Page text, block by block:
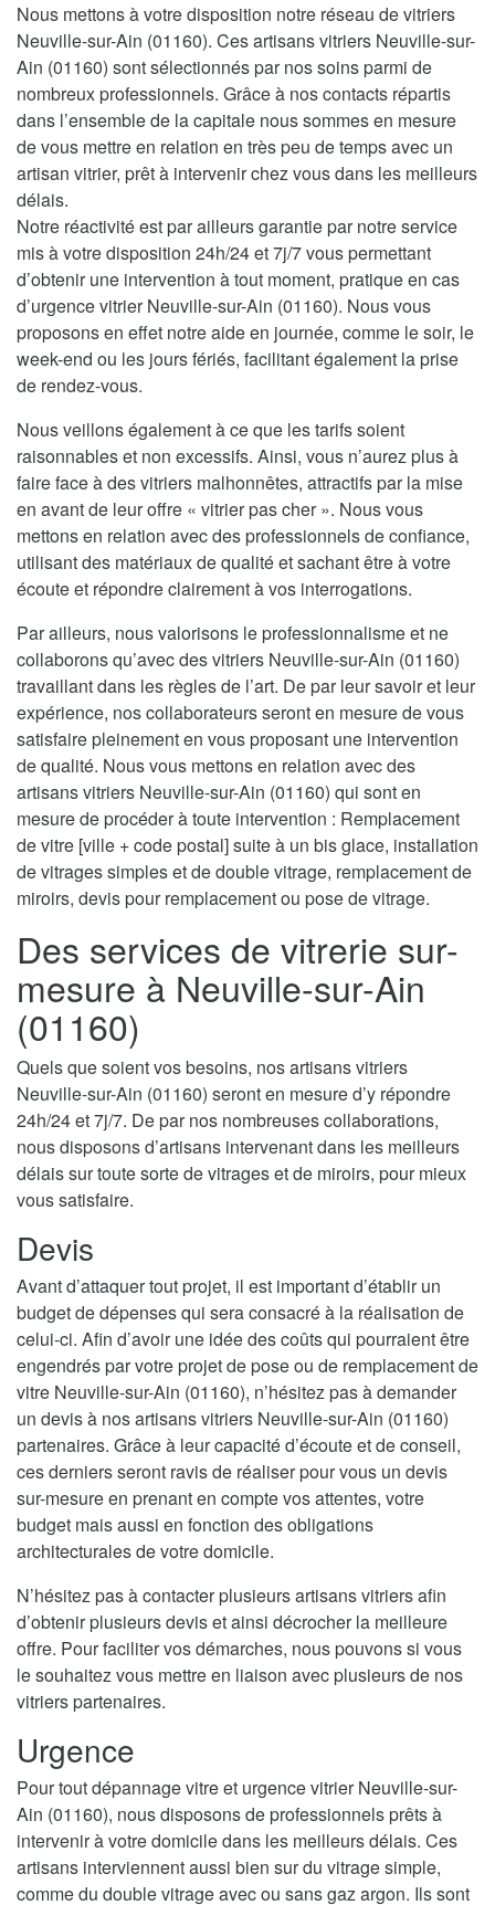
Nous mettons à votre disposition notre réseau de vitriers
Neuville-sur-Ain (01160). Ces artisans vitriers Neuville-sur-
Ain (01160) sont sélectionnés par nos soins parmi de
nombreux professionnels. Grâce à nos contacts répartis
dans l’ensemble de la capitale nous sommes en mesure
de vous mettre en relation en très peu de temps avec un
artisan vitrier, prêt à intervenir chez vous dans les meilleurs
délais.
Notre réactivité est par ailleurs garantie par notre service
mis à votre disposition 24h/24 et 7j/7 vous permettant
d’obtenir une intervention à tout moment, pratique en cas
d’urgence vitrier Neuville-sur-Ain (01160). Nous vous
proposons en effet notre aide en journée, comme le soir, le
week-end ou les jours fériés, facilitant également la prise
de rendez-vous.
Nous veillons également à ce que les tarifs soient
raisonnables et non excessifs. Ainsi, vous n’aurez plus à
faire face à des vitriers malhonnêtes, attractifs par la mise
en avant de leur offre « vitrier pas cher ». Nous vous
mettons en relation avec des professionnels de confiance,
utilisant des matériaux de qualité et sachant être à votre
écoute et répondre clairement à vos interrogations.
Par ailleurs, nous valorisons le professionnalisme et ne
collaborons qu’avec des vitriers Neuville-sur-Ain (01160)
travaillant dans les règles de l’art. De par leur savoir et leur
expérience, nos collaborateurs seront en mesure de vous
satisfaire pleinement en vous proposant une intervention
de qualité. Nous vous mettons en relation avec des
artisans vitriers Neuville-sur-Ain (01160) qui sont en
mesure de procéder à toute intervention : Remplacement
de vitre [ville + code postal] suite à un bis glace, installation
de vitrages simples et de double vitrage, remplacement de
miroirs, devis pour remplacement ou pose de vitrage.
Des services de vitrerie sur-
mesure à Neuville-sur-Ain
(01160)
Quels que soient vos besoins, nos artisans vitriers
Neuville-sur-Ain (01160) seront en mesure d’y répondre
24h/24 et 7j/7. De par nos nombreuses collaborations,
nous disposons d’artisans intervenant dans les meilleurs
délais sur toute sorte de vitrages et de miroirs, pour mieux
vous satisfaire.
Devis
Avant d’attaquer tout projet, il est important d’établir un
budget de dépenses qui sera consacré à la réalisation de
celui-ci. Afin d’avoir une idée des coûts qui pourraient être
engendrés par votre projet de pose ou de remplacement de
vitre Neuville-sur-Ain (01160), n’hésitez pas à demander
un devis à nos artisans vitriers Neuville-sur-Ain (01160)
partenaires. Grâce à leur capacité d’écoute et de conseil,
ces derniers seront ravis de réaliser pour vous un devis
sur-mesure en prenant en compte vos attentes, votre
budget mais aussi en fonction des obligations
architecturales de votre domicile.
N’hésitez pas à contacter plusieurs artisans vitriers afin
d’obtenir plusieurs devis et ainsi décrocher la meilleure
offre. Pour faciliter vos démarches, nous pouvons si vous
le souhaitez vous mettre en liaison avec plusieurs de nos
vitriers partenaires.
Urgence
Pour tout dépannage vitre et urgence vitrier Neuville-sur-
Ain (01160), nous disposons de professionnels prêts à
intervenir à votre domicile dans les meilleurs délais. Ces
artisans interviennent aussi bien sur du vitrage simple,
comme du double vitrage avec ou sans gaz argon. Ils sont